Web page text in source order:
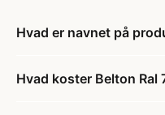
Hvad er navnet på
Hvad koster Belton Ral